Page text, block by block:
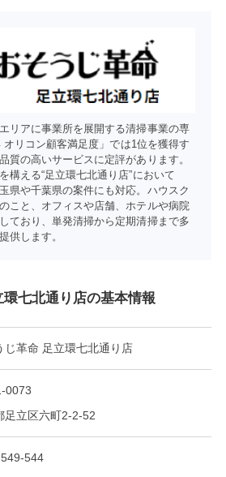
リアに事業所を展開する清掃事業の専
オリコン顧客満足度」では1位を獲得す
質の高いサービスに定評があります。
構える“足立環七北通り店”において
県や千葉県の案件にも対応。ハウスク
こと、オフィスや店舗、ホテルや病院
ており、単発清掃から定期清掃まで多
供します。
七北通り店の基本情報
じ革命 足立環七北通り店
0073
足立区六町2-2-52
544